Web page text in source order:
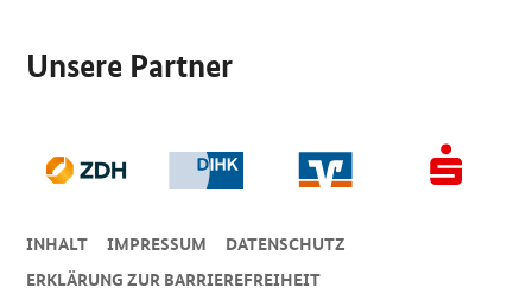
Unsere Partner
INHALT IMPRESSUM
DA­TEN­SCHUTZ
ERKLÄRUNG ZUR BARRIEREFREIHEIT